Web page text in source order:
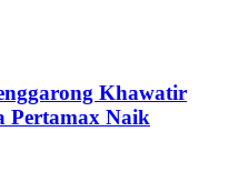
Khawatir
Pertamax Naik